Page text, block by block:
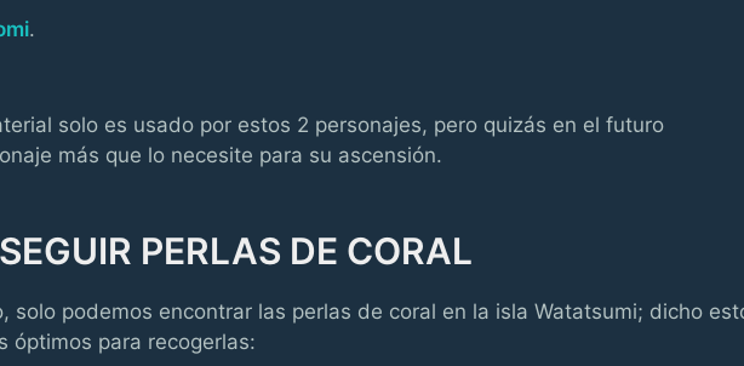
.
solo es usado por estos 2 personajes, pero quizás en el futuro
más que lo necesite para su ascensión.
PERLAS DE CORAL
solo podemos encontrar las perlas de coral en la isla Watatsumi; dicho
óptimos para recogerlas: